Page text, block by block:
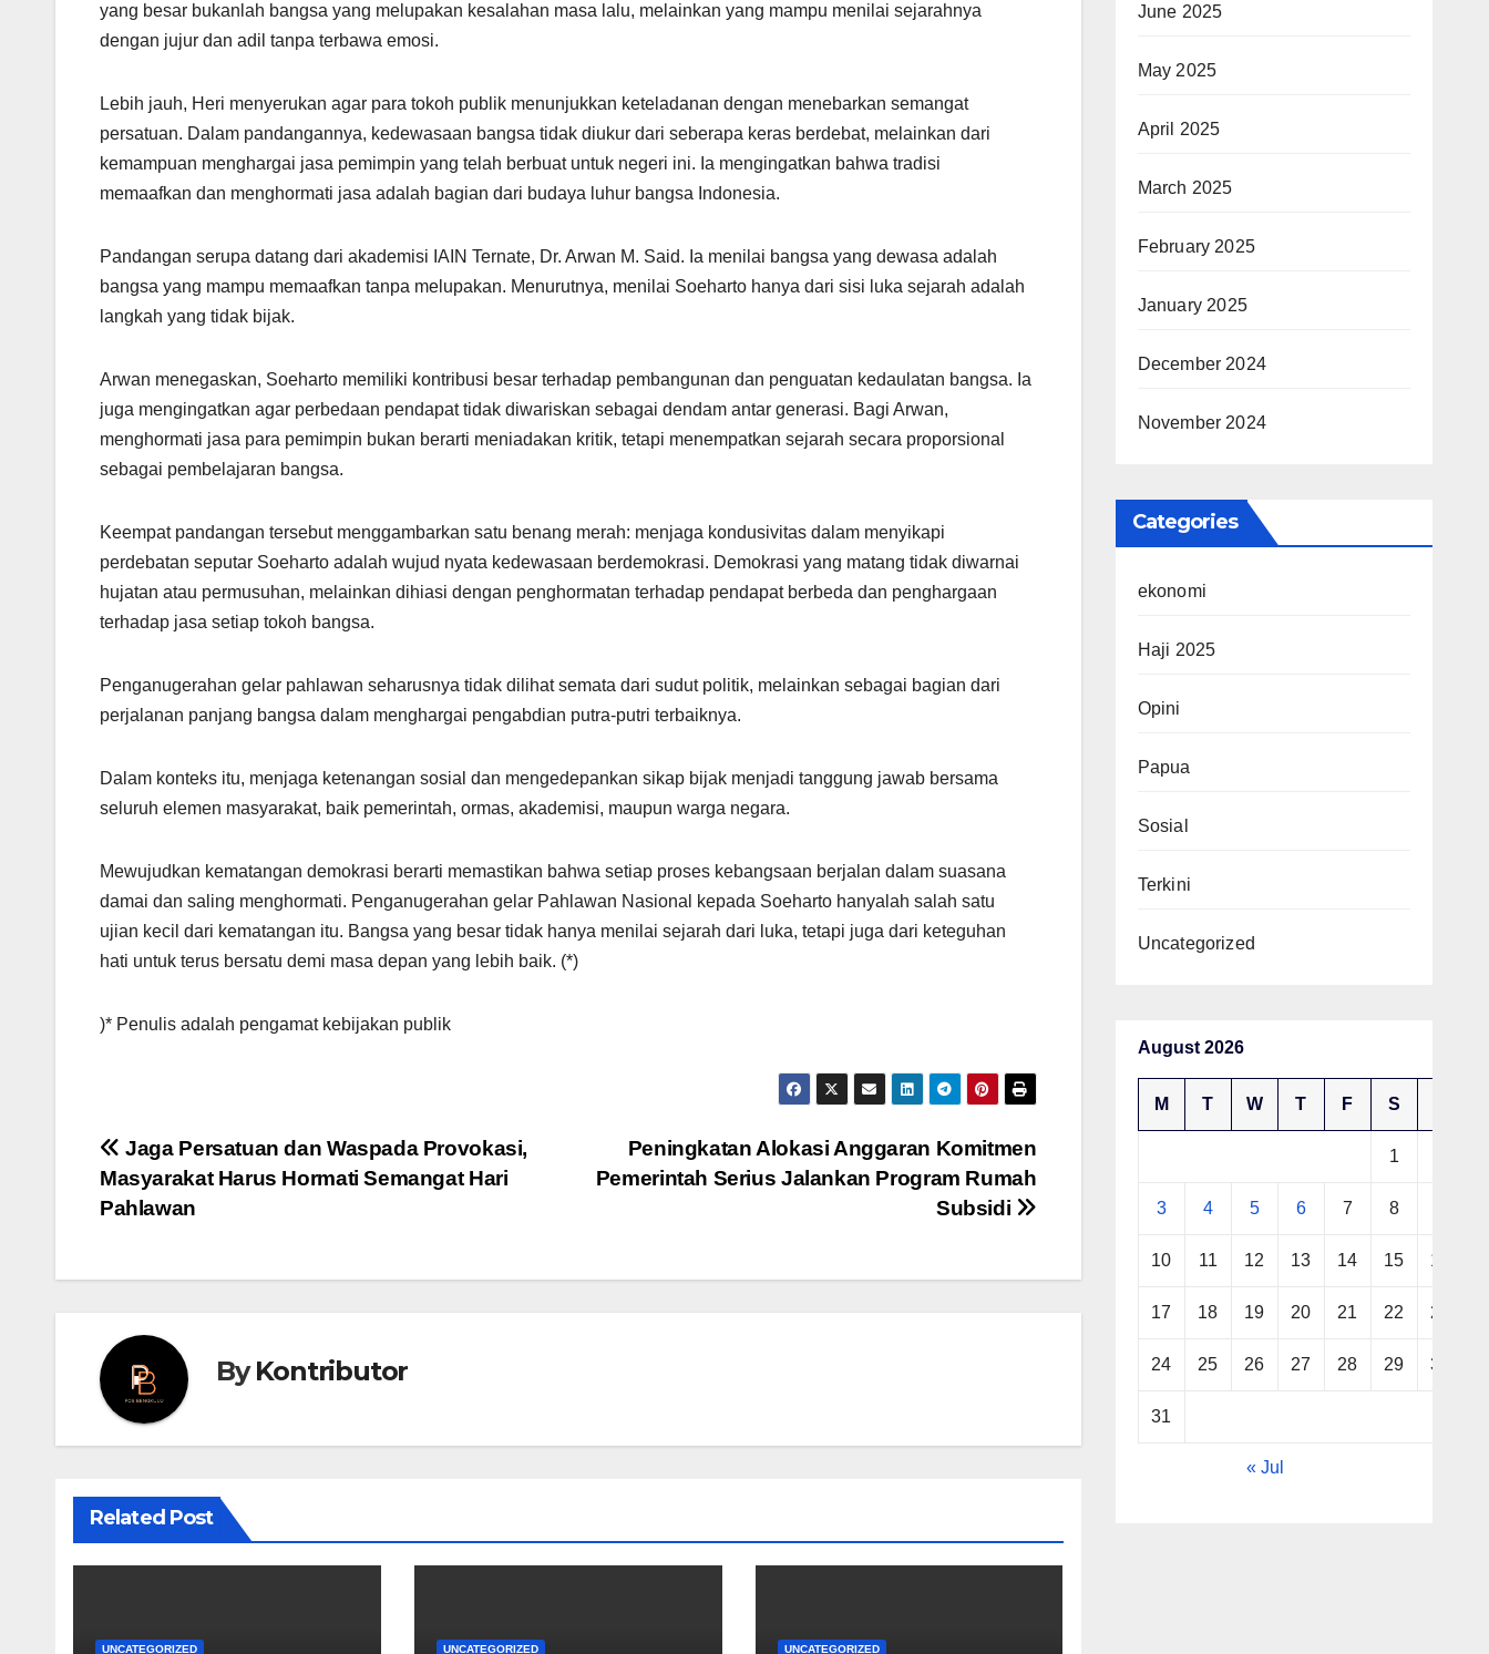
yang besar bukanlah bangsa yang melupakan kesalahan masa lalu, melainkan yang mampu menilai sejarahnya
dengan jujur dan adil tanpa terbawa emosi.
Lebih jauh, Heri menyerukan agar para tokoh publik menunjukkan keteladanan dengan menebarkan semangat
persatuan. Dalam pandangannya, kedewasaan bangsa tidak diukur dari seberapa keras berdebat, melainkan dari
kemampuan menghargai jasa pemimpin yang telah berbuat untuk negeri ini. Ia mengingatkan bahwa tradisi
memaafkan dan menghormati jasa adalah bagian dari budaya luhur bangsa Indonesia.
Pandangan serupa datang dari akademisi IAIN Ternate, Dr. Arwan M. Said. Ia menilai bangsa yang dewasa adalah
bangsa yang mampu memaafkan tanpa melupakan. Menurutnya, menilai Soeharto hanya dari sisi luka sejarah adalah
langkah yang tidak bijak.
Arwan menegaskan, Soeharto memiliki kontribusi besar terhadap pembangunan dan penguatan kedaulatan bangsa. Ia
juga mengingatkan agar perbedaan pendapat tidak diwariskan sebagai dendam antar generasi. Bagi Arwan,
menghormati jasa para pemimpin bukan berarti meniadakan kritik, tetapi menempatkan sejarah secara proporsional
sebagai pembelajaran bangsa.
Keempat pandangan tersebut menggambarkan satu benang merah: menjaga kondusivitas dalam menyikapi
perdebatan seputar Soeharto adalah wujud nyata kedewasaan berdemokrasi. Demokrasi yang matang tidak diwarnai
hujatan atau permusuhan, melainkan dihiasi dengan penghormatan terhadap pendapat berbeda dan penghargaan
terhadap jasa setiap tokoh bangsa.
Penganugerahan gelar pahlawan seharusnya tidak dilihat semata dari sudut politik, melainkan sebagai bagian dari
perjalanan panjang bangsa dalam menghargai pengabdian putra-putri terbaiknya.
Dalam konteks itu, menjaga ketenangan sosial dan mengedepankan sikap bijak menjadi tanggung jawab bersama
seluruh elemen masyarakat, baik pemerintah, ormas, akademisi, maupun warga negara.
Mewujudkan kematangan demokrasi berarti memastikan bahwa setiap proses kebangsaan berjalan dalam suasana
damai dan saling menghormati. Penganugerahan gelar Pahlawan Nasional kepada Soeharto hanyalah salah satu
ujian kecil dari kematangan itu. Bangsa yang besar tidak hanya menilai sejarah dari luka, tetapi juga dari keteguhan
hati untuk terus bersatu demi masa depan yang lebih baik. (*)
)* Penulis adalah pengamat kebijakan publik
Post
navigation
Peningkatan Alokasi Anggaran Komitmen
Pemerintah Serius Jalankan Program Rumah
Subsidi
Jaga Persatuan dan Waspada Provokasi,
Masyarakat Harus Hormati Semangat Hari
Pahlawan
ByKontributor
Related Post
UNCATEGORIZED UNCATEGORIZED UNCATEGORIZED
June 2025
May 2025
April 2025
March 2025
February 2025
January 2025
December 2024
November 2024
Categories
ekonomi
Haji 2025
Opini
Papua
Sosial
Terkini
Uncategorized
August 2026
M T W T F S
1
3 4 5 6 7 8
10 11 12 13 14 15 16
17 18 19 20 21 22 23
24 25 26 27 28 29 30
31
« Jul